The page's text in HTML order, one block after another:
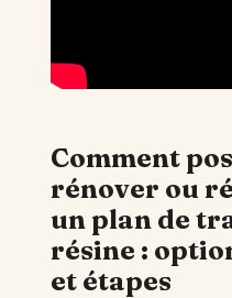
Comment
rénover ou
un plan de
résine :
et étapes